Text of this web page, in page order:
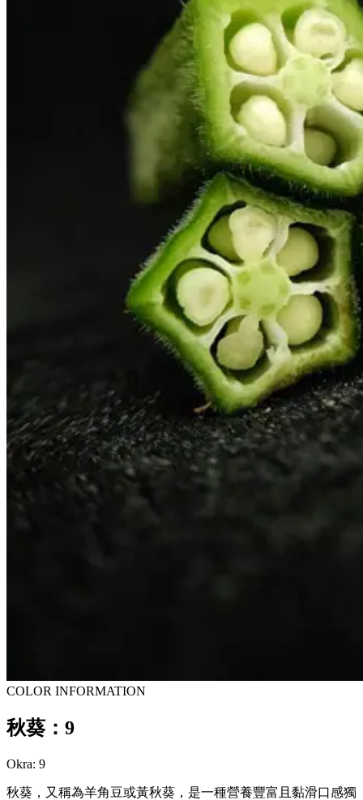
COLOR INFORMATION
秋葵：9
Okra: 9
秋葵，又稱為羊角豆或黃秋葵，是一種營養豐富且黏滑口感獨